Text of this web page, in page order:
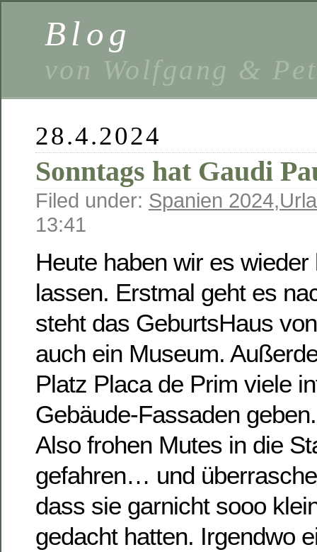
Blog
von Wolfgang &
28.4.2024
Sonntags hat Gaudi
Filed under: Spanien 2024,
13:41
Heute haben wir es
lassen. Erstmal geht es
steht das GeburtsHaus
auch ein Museum.
Platz Placa de Prim viele
Gebäude-Fassaden geben.
Also frohen Mutes in die
gefahren… und
dass sie garnicht sooo
gedacht hatten. Irgendwo